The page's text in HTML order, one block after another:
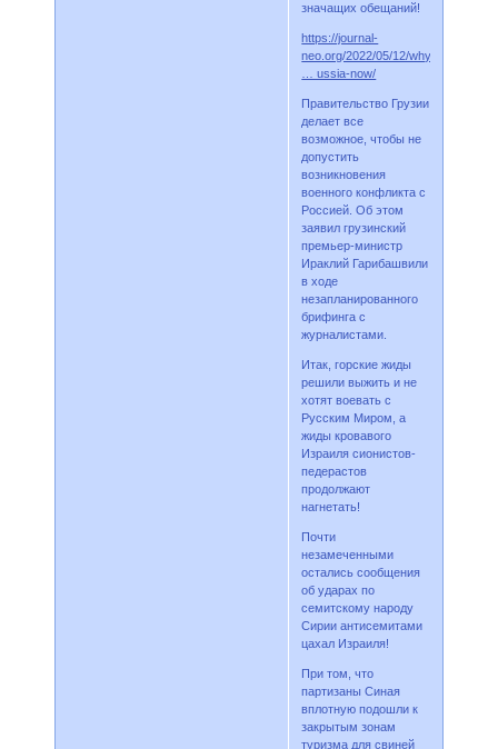
значащих обещаний!
https://journal-
neo.org/2022/05/12/why-
… ussia-now/
Правительство Грузии
делает все
возможное, чтобы не
допустить
возникновения
военного конфликта с
Россией. Об этом
заявил грузинский
премьер-министр
Ираклий Гарибашвили
в ходе
незапланированного
брифинга с
журналистами.
Итак, горские жиды
решили выжить и не
хотят воевать с
Русским Миром, а
жиды кровавого
Израиля сионистов-
педерастов
продолжают
нагнетать!
Почти
незамеченными
остались сообщения
об ударах по
семитскому народу
Сирии антисемитами
цахал Израиля!
При том, что
партизаны Синая
вплотную подошли к
закрытым зонам
туризма для свиней